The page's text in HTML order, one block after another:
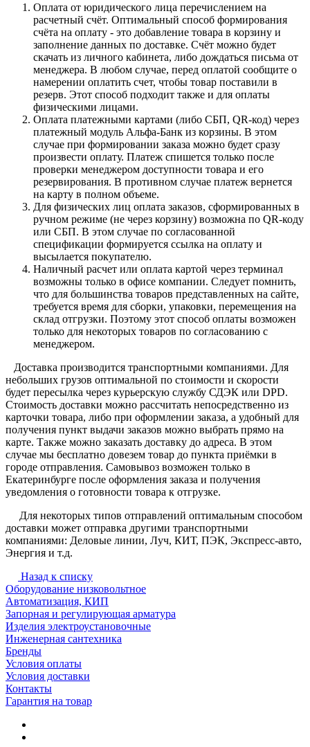
Оплата от юридического лица перечислением на
расчетный счёт. Оптимальный способ формирования
счёта на оплату - это добавление товара в корзину и
заполнение данных по доставке. Счёт можно будет
скачать из личного кабинета, либо дождаться письма от
менеджера. В любом случае, перед оплатой сообщите о
намерении оплатить счет, чтобы товар поставили в
резерв. Этот способ подходит также и для оплаты
физическими лицами.
Оплата платежными картами (либо СБП, QR-код) через
платежный модуль Альфа-Банк из корзины. В этом
случае при формировании заказа можно будет сразу
произвести оплату. Платеж спишется только после
проверки менеджером доступности товара и его
резервирования. В противном случае платеж вернется
на карту в полном объеме.
Для физических лиц оплата заказов, сформированных в
ручном режиме (не через корзину) возможна по QR-коду
или СБП. В этом случае по согласованной
спецификации формируется ссылка на оплату и
высылается покупателю.
Наличный расчет или оплата картой через терминал
возможны только в офисе компании. Следует помнить,
что для большинства товаров представленных на сайте,
требуется время для сборки, упаковки, перемещения на
склад отгрузки. Поэтому этот способ оплаты возможен
только для некоторых товаров по согласованию с
менеджером.
Доставка производится транспортными компаниями. Для
небольших грузов оптимальной по стоимости и скорости
будет пересылка через курьерскую службу СДЭК или DPD.
Стоимость доставки можно рассчитать непосредственно из
карточки товара, либо при оформлении заказа, а удобный для
получения пункт выдачи заказов можно выбрать прямо на
карте. Также можно заказать доставку до адреса. В этом
случае мы бесплатно довезем товар до пункта приёмки в
городе отправления. Самовывоз возможен только в
Екатеринбурге после оформления заказа и получения
уведомления о готовности товара к отгрузке.
Для некоторых типов отправлений оптимальным способом
доставки может отправка другими транспортными
компаниями: Деловые линии, Луч, КИТ, ПЭК, Экспресс-авто,
Энергия и т.д.
Назад к списку
Оборудование низковольтное
Автоматизация, КИП
Запорная и регулирующая арматура
Изделия электроустановочные
Инженерная сантехника
Бренды
Условия оплаты
Условия доставки
Контакты
Гарантия на товар